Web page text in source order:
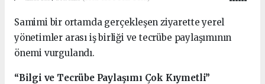
Samimi bir ortamda gerçekleşen ziyarette yerel
yönetimler arası iş birliği ve tecrübe paylaşımının
önemi vurgulandı.
“Bilgi ve Tecrübe Paylaşımı Çok Kıymetli”